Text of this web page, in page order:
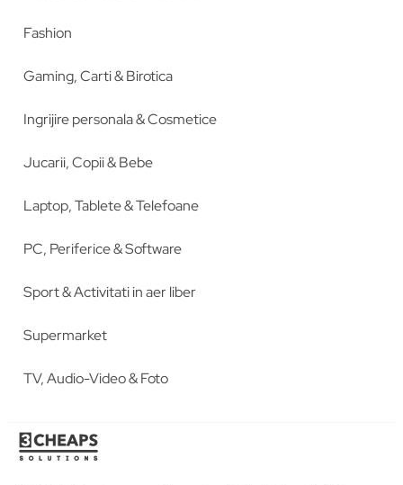
Fashion
Gaming, Carti & Birotica
Ingrijire personala & Cosmetice
Jucarii, Copii & Bebe
Laptop, Tablete & Telefoane
PC, Periferice & Software
Sport & Activitati in aer liber
Supermarket
TV, Audio-Video & Foto